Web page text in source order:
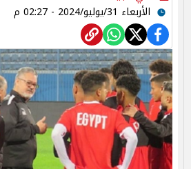
الأربعاء 31/يوليو/2024 - 02:27 م